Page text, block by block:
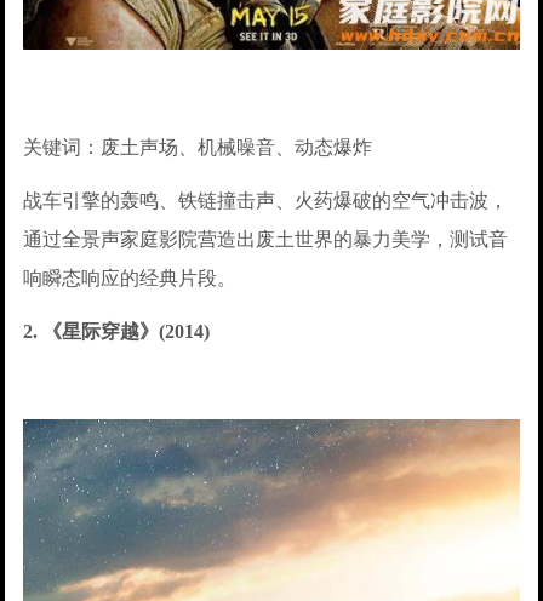
关键词：废土声场、机械噪音、动态爆炸
战车引擎的轰鸣、铁链撞击声、火药爆破的空气冲击波，
通过全景声家庭影院营造出废土世界的暴力美学，测试音
响瞬态响应的经典片段。
2. 《星际穿越》(2014)